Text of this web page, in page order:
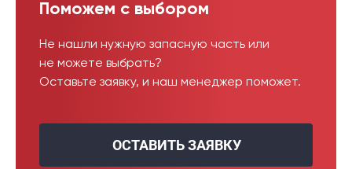
Поможем с выбором
Не нашли нужную запасную часть или
не можете выбрать?
Оставьте заявку, и наш менеджер поможет.
ОСТАВИТЬ ЗАЯВКУ